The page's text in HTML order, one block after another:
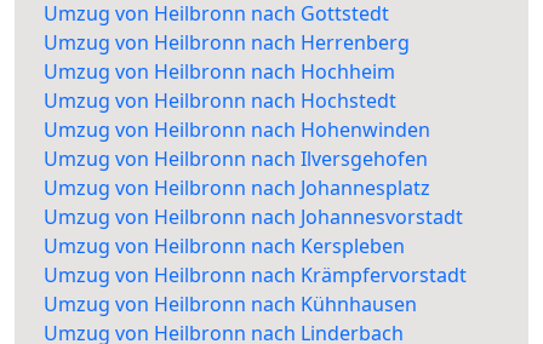
Umzug von Heilbronn nach Gottstedt
Umzug von Heilbronn nach Herrenberg
Umzug von Heilbronn nach Hochheim
Umzug von Heilbronn nach Hochstedt
Umzug von Heilbronn nach Hohenwinden
Umzug von Heilbronn nach Ilversgehofen
Umzug von Heilbronn nach Johannesplatz
Umzug von Heilbronn nach Johannesvorstadt
Umzug von Heilbronn nach Kerspleben
Umzug von Heilbronn nach Krämpfervorstadt
Umzug von Heilbronn nach Kühnhausen
Umzug von Heilbronn nach Linderbach